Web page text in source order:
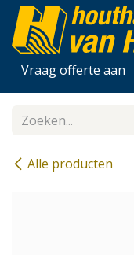
Overslaan naar inhoud
Vraag offerte aan
Alle producten